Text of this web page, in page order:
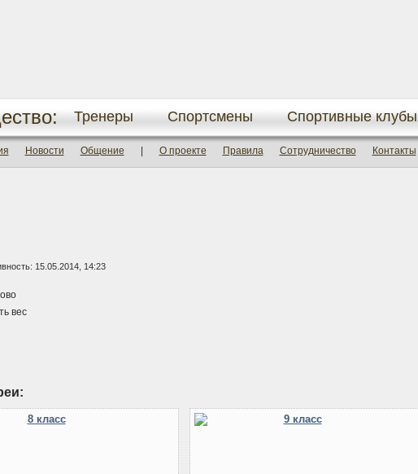
Тренеры Спортсмены Спортивные клубы
Новости Общение О проекте Правила Сотрудничество Контакты
15.05.2014, 14:23
вес
8 класс 9 класс